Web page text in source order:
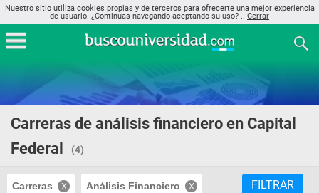
Nuestro sitio utiliza cookies propias y de terceros para ofrecerte una mejor experiencia
de usuario. ¿Continuas navegando aceptando su uso? .. Cerrar
Carreras de análisis financiero en Capital
Federal
(4)
Carreras Análisis Financiero FILTRAR